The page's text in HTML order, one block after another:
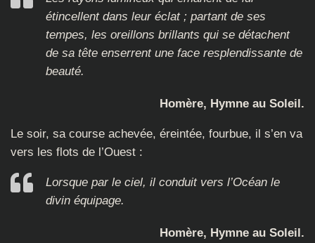
étincellent dans leur éclat ; partant de ses
tempes, les oreillons brillants qui se détachent
de sa tête enserrent une face resplendissante de
beauté.
Homère, Hymne au Soleil.
Le soir, sa course achevée, éreintée, fourbue, il s’en va
vers les flots de l’Ouest :
Lorsque par le ciel, il conduit vers l’Océan le
divin équipage.
Homère, Hymne au Soleil.